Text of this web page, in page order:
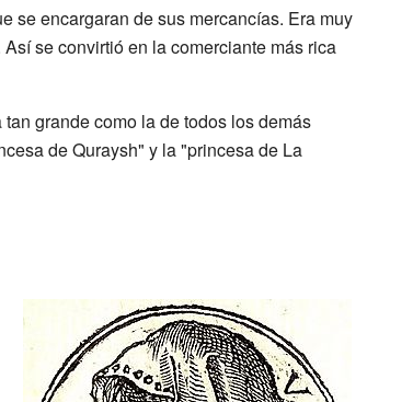
se encargaran de sus mercancías. Era muy
se convirtió en la comerciante más rica
grande como la de todos los demás
de Quraysh" y la "princesa de La